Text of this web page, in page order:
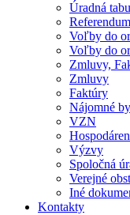
Úradná
Voľby do
Voľby do
Zmluvy,
Zmluvy
Faktúry
Nájomné
VZN
Výzvy
Spoločná
Verejné
Iné
Kontakty